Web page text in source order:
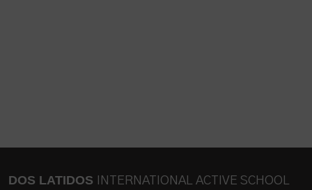
DOS LATIDOS INTERNATIONAL ACTIVE SCHOOL